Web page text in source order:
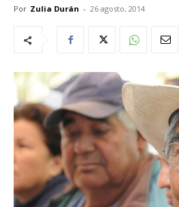
Por Zulia Durán - 26 agosto, 2014